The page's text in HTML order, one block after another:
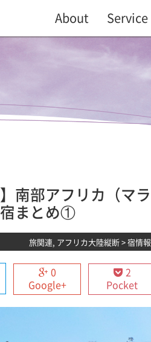
About Service
南部アフリカ（マラ
まとめ①
旅関連 アフリカ大陸縦断>宿情報
0
Google+
2
Pocket